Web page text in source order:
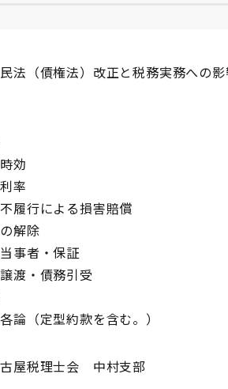
法（債権法）改正と税務実務への
効
率
履行による損害賠償
解除
事者・保証
渡・債務引受
論（定型約款を含む。）
屋税理士会 中村支部